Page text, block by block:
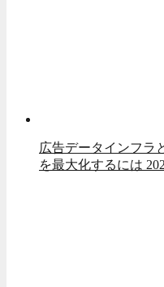
広告データインフラ
を最大化するには